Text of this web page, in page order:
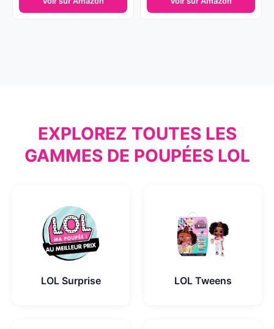
EXPLOREZ TOUTES LES
GAMMES DE POUPÉES LOL
LOL Surprise LOL Tweens